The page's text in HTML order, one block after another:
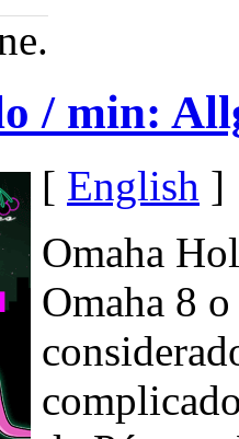
/ min:
[ English ]
Omaha
Omaha 8